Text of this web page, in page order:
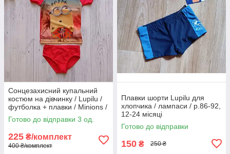
Сонцезахисний купальний
костюм на дівчинку / Lupilu /
футболка + плавки / Minions /
р.74-80 – 6-12 місяців
Готово до відправки 3 од.
225 ₴/комплект
400 ₴/комплект
Плавки шорти Lupilu для
хлопчика / лампаси / р.86-92,
12-24 місяці
Готово до відправки
150 ₴ 250 ₴